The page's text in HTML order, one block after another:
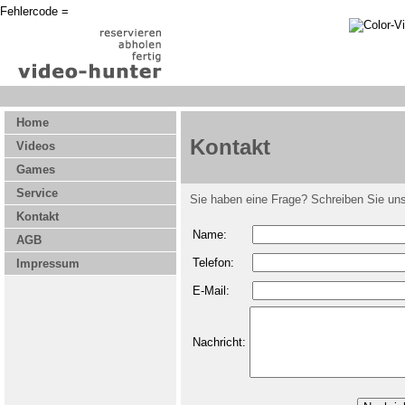
Fehlercode =
Home
Videos
Games
Service
Kontakt
AGB
Impressum
Kontakt
Sie haben eine Frage? Schreiben Sie
Name:
Telefon:
E-Mail:
Nachricht: